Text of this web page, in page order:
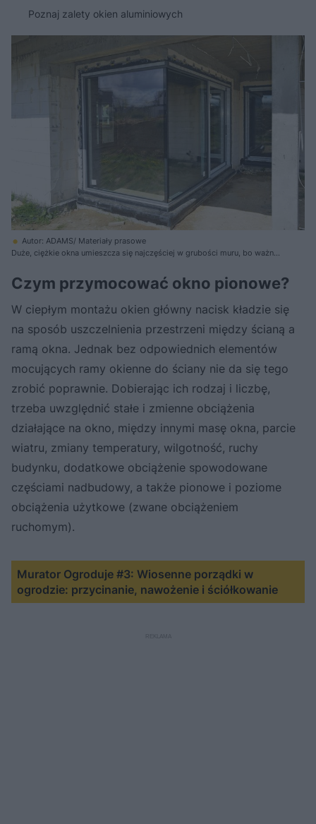
Poznaj zalety okien aluminiowych
Autor: ADAMS/ Materiały prasowe
Duże, ciężkie okna umieszcza się najczęściej w grubości muru, bo ważne
bardzo istotne jest ocieplenie i uszczelnienie ich połączenia z murem
Czym przymocować okno pionowe?
W ciepłym montażu okien główny nacisk kładzie się
na sposób uszczelnienia przestrzeni między ścianą a
ramą okna. Jednak bez odpowiednich elementów
mocujących ramy okienne do ściany nie da się tego
zrobić poprawnie. Dobierając ich rodzaj i liczbę,
trzeba uwzględnić stałe i zmienne obciążenia
działające na okno, między innymi masę okna, parcie
wiatru, zmiany temperatury, wilgotność, ruchy
budynku, dodatkowe obciążenie spowodowane
częściami nadbudowy, a także pionowe i poziome
obciążenia użytkowe (zwane obciążeniem
ruchomym).
Murator Ogroduje #3: Wiosenne porządki w
ogrodzie: przycinanie, nawożenie i ściółkowanie